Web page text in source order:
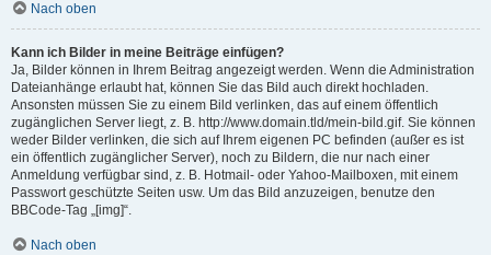
Nach oben
Kann ich Bilder in meine Beiträge einfügen?
Ja, Bilder können in Ihrem Beitrag angezeigt werden. Wenn die Administration
Dateianhänge erlaubt hat, können Sie das Bild auch direkt hochladen.
Ansonsten müssen Sie zu einem Bild verlinken, das auf einem öffentlich
zugänglichen Server liegt, z. B. http://www.domain.tld/mein-bild.gif. Sie können
weder Bilder verlinken, die sich auf Ihrem eigenen PC befinden (außer es ist
ein öffentlich zugänglicher Server), noch zu Bildern, die nur nach einer
Anmeldung verfügbar sind, z. B. Hotmail- oder Yahoo-Mailboxen, mit einem
Passwort geschützte Seiten usw. Um das Bild anzuzeigen, benutze den
BBCode-Tag „[img]“.
Nach oben